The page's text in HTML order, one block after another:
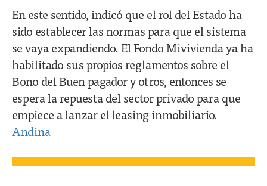
En este sentido, indicó que el rol del Estado ha
sido establecer las normas para que el sistema
se vaya expandiendo. El Fondo Mivivienda ya ha
habilitado sus propios reglamentos sobre el
Bono del Buen pagador y otros, entonces se
espera la repuesta del sector privado para que
empiece a lanzar el leasing inmobiliario.
Andina